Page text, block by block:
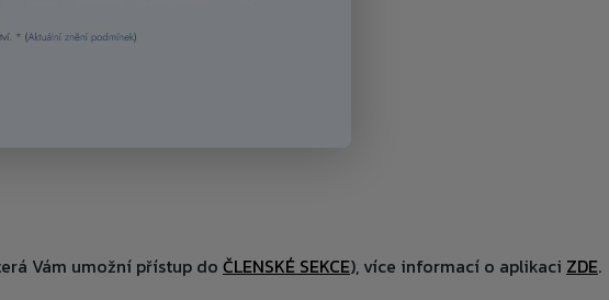
Vám umožní přístup do ČLENSKÉ SEKCE), více informací o aplikaci ZDE.